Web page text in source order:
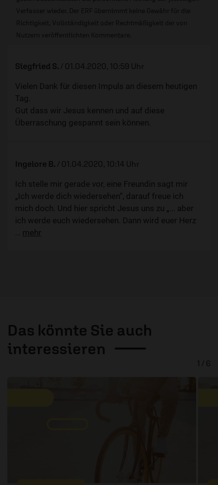
Verfasser wieder. Der ERF übernimmt keine Gewähr für die
Richtigkeit, Vollständigkeit oder Rechtmäßigkeit der von
Nutzern veröffentlichten Kommentare.
Siegfried S. / 01.04.2020, 10:59 Uhr
Vielen Dank für diesen Impuls an diesem heutigen
Tag.
Gut dass wir Jesus kennen und auf diese
Überraschung gespannt sein können.
Ingelore B. / 01.04.2020, 10:14 Uhr
Ich stelle mir gerade vor, eine Freundin sagt mir
„Ich werde dich wiedersehen“, darauf freue ich
mich doch. Und hier spricht Jesus uns zu „... aber
ich werde euch wiedersehen. Dann wird euer Herz
… mehr
Das könnte Sie auch
interessieren
1 / 6